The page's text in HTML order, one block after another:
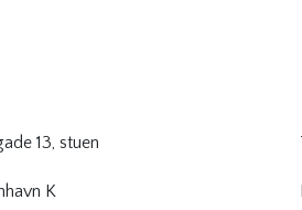
13, stuen
K